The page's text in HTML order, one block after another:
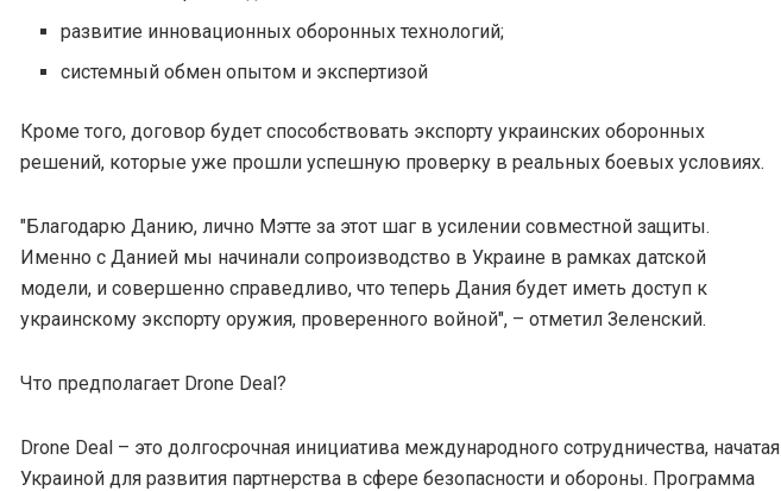
развитие инновационных оборонных технологий;
системный обмен опытом и экспертизой
Кроме того, договор будет способствовать экспорту украинских оборонных
решений, которые уже прошли успешную проверку в реальных боевых условиях.
"Благодарю Данию, лично Мэтте за этот шаг в усилении совместной защиты.
Именно с Данией мы начинали сопроизводство в Украине в рамках датской
модели, и совершенно справедливо, что теперь Дания будет иметь доступ к
украинскому экспорту оружия, проверенного войной", – отметил Зеленский.
Что предполагает Drone Deal?
Drone Deal – это долгосрочная инициатива международного сотрудничества, начатая
Украиной для развития партнерства в сфере безопасности и обороны. Программа